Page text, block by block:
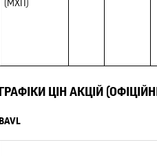
(МХП)
ГРАФІКИ ЦІН АКЦІЙ
BAVL